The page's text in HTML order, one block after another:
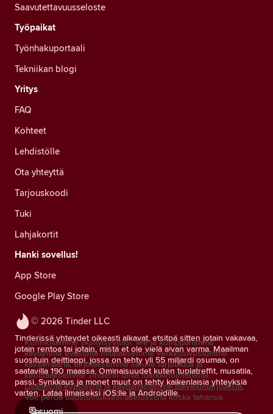
© 2026 Tinder LLC
Tinderissä yhteydet oikeasti alkavat, etsitpä sitten jotain vakavaa,
jotain rentoa tai jotain, mistä et ole vielä aivan varma. Maailman
suosituin deittiappi, jossa on tehty yli 55 miljardi osumaa, on
saatavilla 190 maassa. Ominaisuudet kuten tuplatreffit, musatila,
passi, Synkkaus ja monet muut on tehty kaikenlaisia yhteyksiä
varten. Lataa ilmaiseksi iOS:lle ja Androidille.
suomi
Saavutettavuusseloste
Työpaikat
Työnhakuportaali
Tekniikan blogi
Yritys
FAQ
Kohteet
Lehdistölle
Ota yhteyttä
Tarjouskoodi
Tuki
Lahjakortit
Hanki sovellus!
App Store
Google Play Store
Kunnioitamme yksityisyyttäsi. Me ja kumppanimme
käytämme evästeitä mitataksemme verkkosivustomme
kävijämääriä, tarjotaksemme sinulle tarjouksia ja
kehittääksemme Tinderin omia markkinointitoimia.
Lisätietoja evästeistä ja käyttämistämme palveluntarjoajista.
Voit perua suostumuksesi asetuksista koska tahansa.